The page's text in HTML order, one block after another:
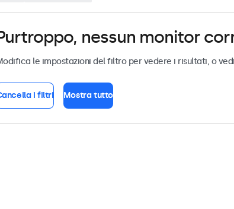
nessun monitor
le impostazioni del filtro per vedere i risultati, o
i filtri Mostra tutto